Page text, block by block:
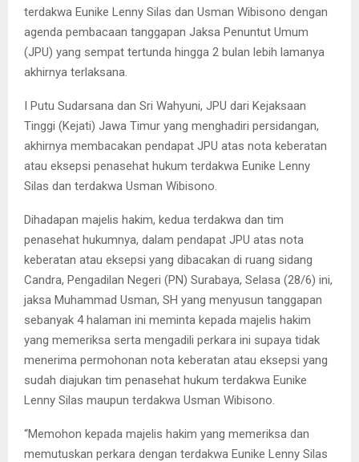
terdakwa Eunike Lenny Silas dan Usman Wibisono dengan
agenda pembacaan tanggapan Jaksa Penuntut Umum
(JPU) yang sempat tertunda hingga 2 bulan lebih lamanya
akhirnya terlaksana.
I Putu Sudarsana dan Sri Wahyuni, JPU dari Kejaksaan
Tinggi (Kejati) Jawa Timur yang menghadiri persidangan,
akhirnya membacakan pendapat JPU atas nota keberatan
atau eksepsi penasehat hukum terdakwa Eunike Lenny
Silas dan terdakwa Usman Wibisono.
Dihadapan majelis hakim, kedua terdakwa dan tim
penasehat hukumnya, dalam pendapat JPU atas nota
keberatan atau eksepsi yang dibacakan di ruang sidang
Candra, Pengadilan Negeri (PN) Surabaya, Selasa (28/6) ini,
jaksa Muhammad Usman, SH yang menyusun tanggapan
sebanyak 4 halaman ini meminta kepada majelis hakim
yang memeriksa serta mengadili perkara ini supaya tidak
menerima permohonan nota keberatan atau eksepsi yang
sudah diajukan tim penasehat hukum terdakwa Eunike
Lenny Silas maupun terdakwa Usman Wibisono.
“Memohon kepada majelis hakim yang memeriksa dan
memutuskan perkara dengan terdakwa Eunike Lenny Silas